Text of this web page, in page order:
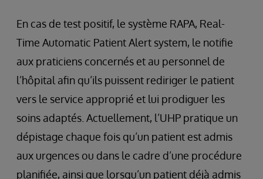
En cas de test positif, le système RAPA, Real-
Time Automatic Patient Alert system, le notifie
aux praticiens concernés et au personnel de
l’hôpital afin qu’ils puissent rediriger le patient
vers le service approprié et lui prodiguer les
soins adaptés. Actuellement, l’UHP pratique un
dépistage chaque fois qu’un patient est admis
aux urgences ou dans le cadre d’une procédure
planifiée, ainsi que lorsqu’un patient déjà admis